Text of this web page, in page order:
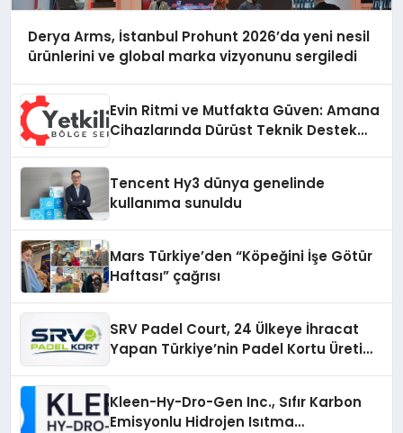
Derya Arms, İstanbul Prohunt 2026’da yeni nesil
ürünlerini ve global marka vizyonunu sergiledi
Evin Ritmi ve Mutfakta Güven: Amana
Cihazlarında Dürüst Teknik Destek
Tencent Hy3 dünya genelinde
kullanıma sunuldu
Mars Türkiye’den “Köpeğini İşe Götür
Haftası” çağrısı
SRV Padel Court, 24 Ülkeye İhracat
Yapan Türkiye’nin Padel Kortu Üretim
Kleen-Hy-Dro-Gen Inc., Sıfır Karbon
Emisyonlu Hidrojen Isıtma